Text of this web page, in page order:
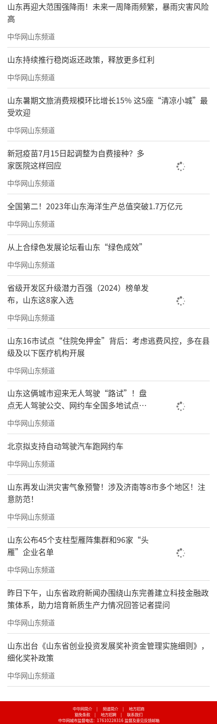
山东再迎大范围强降雨！未来一周降雨频繁，暴雨灾害风险
高
中华网山东频道
山东持续推行稳岗返还政策，释放更多红利
中华网山东频道
山东暑期文旅消费规模环比增长15% 这5座“清凉小城”最
受欢迎
中华网山东频道
新冠疫苗7月15日起调整为自费接种？多
家医院这样回应
中华网山东频道
全国第二！2023年山东海洋生产总值突破1.7万亿元
中华网山东频道
从上合绿色发展论坛看山东“绿色成效”
中华网山东频道
省级开发区升级潜力百强（2024）榜单发
布，山东这8家入选
中华网山东频道
山东16市试点“住院免押金”背后：考虑逃费风控，多在县
级及以下医疗机构开展
中华网山东频道
山东这俩城市迎来无人驾驶“路试”！盘
点无人驾驶公交、网约车全国多地试点之
路
中华网山东频道
北京拟支持自动驾驶汽车跑网约车
中华网山东频道
山东再发山洪灾害气象预警！涉及济南等8市多个地区！注
意防范！
中华网山东频道
山东公布45个支柱型雁阵集群和96家“头
雁”企业名单
中华网山东频道
昨日下午，山东省政府新闻办围绕山东完善建立科技金融政
策体系，助力培育新质生产力情况回答记者提问
中华网山东频道
山东出台《山东省创业投资发展奖补资金管理实施细则》，
细化奖补政策
中华网山东频道
中华网简介 | 频道简介 |
地方招商
豁免条款
| 地方招聘 |
联系我们
中华网城市监督电话：17610228316 监督及意见反馈邮箱